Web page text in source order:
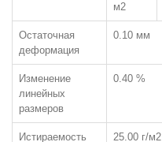
Разрезной (Велюр)
Разрезной (Саксони)
м2
Остаточная
деформация
0.10 мм
Изменение
линейных
размеров
0.40 %
Истираемость 25.00 г/м2